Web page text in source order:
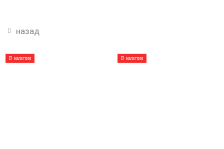
назад
В наличии В наличии